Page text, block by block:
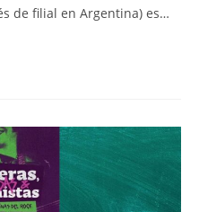
de filial en Argentina) es…